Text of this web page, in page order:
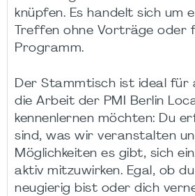
knüpfen. Es handelt sich um
Treffen ohne Vorträge oder
Programm.
Der Stammtisch ist ideal für
die Arbeit der PMI Berlin
kennenlernen möchten: Du
sind, was wir veranstalten
Möglichkeiten es gibt, sich
aktiv mitzuwirken. Egal, ob
neugierig bist oder dich